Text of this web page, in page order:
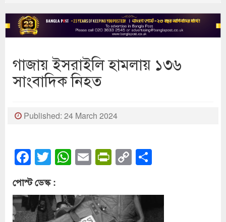
গাজায় ইসরাইলি হামলায় ১৩৬
সাংবাদিক নিহত
Published: 24 March 2024
Facebook
Twitter
WhatsApp
EmailPrintFriendly
Copy
Link
পোস্ট ডেস্ক :